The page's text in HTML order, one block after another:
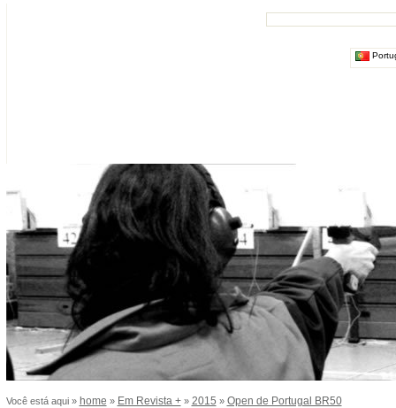
Você está aqui » home » Em Revista +» 2015 » Open de Portugal BR50